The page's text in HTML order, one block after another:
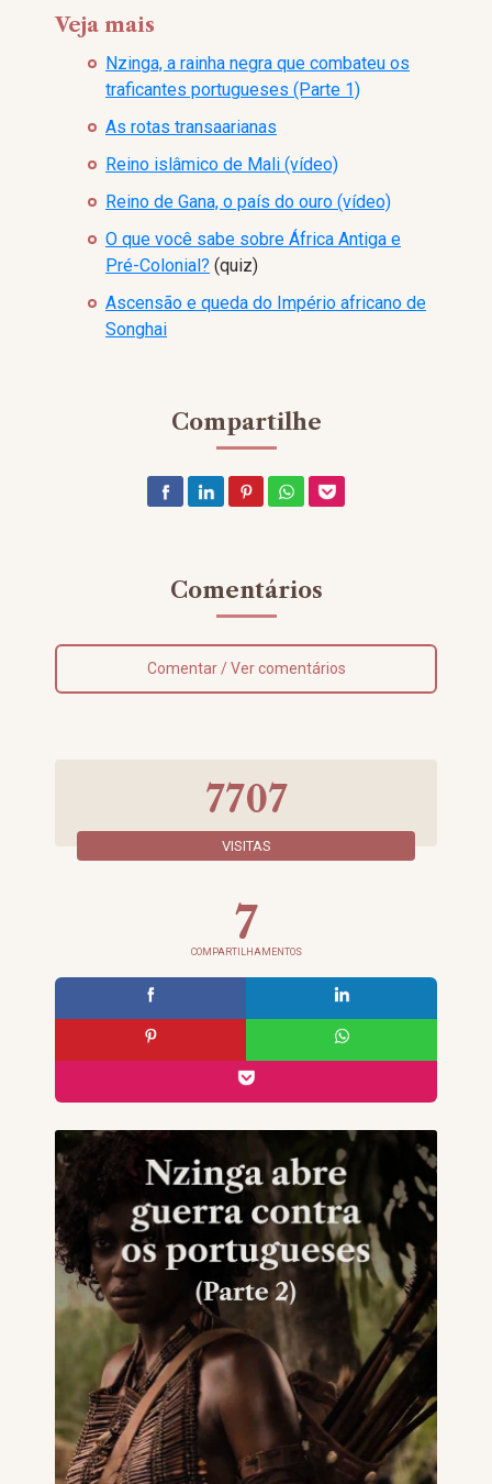
7707
VISITAS
7
COMPARTILHAMENTOS
Veja mais
Nzinga, a rainha negra que combateu os
traficantes portugueses (Parte 1)
As rotas transaarianas
Reino islâmico de Mali (vídeo)
Reino de Gana, o país do ouro (vídeo)
O que você sabe sobre África Antiga e
Pré-Colonial? (quiz)
Ascensão e queda do Império africano de
Songhai
Compartilhe
Comentários
Comentar / Ver comentários